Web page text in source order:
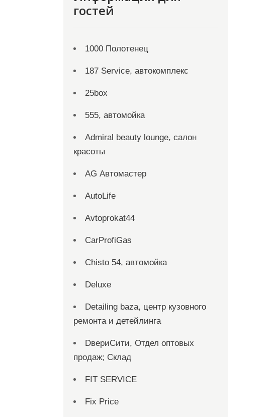
гостей
1000 Полотенец
187 Service, автокомплекс
25box
555, автомойка
Admiral beauty lounge, салон
красоты
AG Автомастер
AutoLife
Avtoprokat44
CarProfiGas
Chisto 54, автомойка
Deluxe
Detailing baza, центр кузовного
ремонта и детейлинга
DвериСити, Отдел оптовых
продаж; Склад
FIT SERVICE
Fix Price